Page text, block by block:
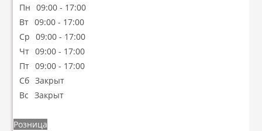
Пн
09:00 - 17:00
Вт 09:00 - 17:00
Ср
09:00 - 17:00
Чт 09:00 - 17:00
Пт 09:00 - 17:00
Сб Закрыт
Вс
Закрыт
Розница